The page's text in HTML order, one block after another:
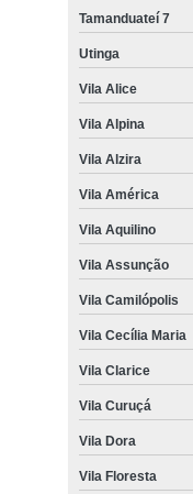
Tamanduateí 7
Utinga
Vila Alice
Vila Alpina
Vila Alzira
Vila América
Vila Aquilino
Vila Assunção
Vila Camilópolis
Vila Cecília Maria
Vila Clarice
Vila Curuçá
Vila Dora
Vila Floresta